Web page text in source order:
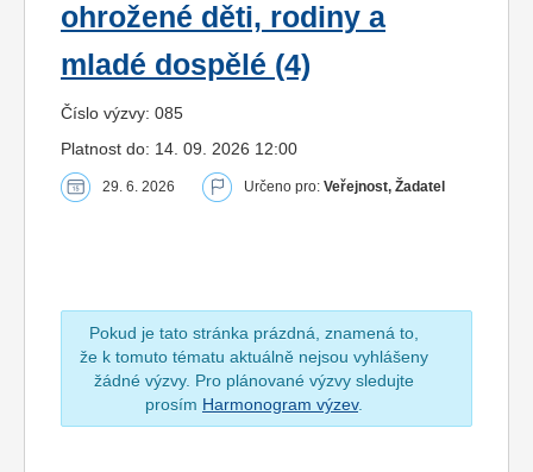
ohrožené děti, rodiny a
mladé dospělé (4)
Číslo výzvy: 085
Platnost do: 14. 09. 2026 12:00
29. 6. 2026 Určeno pro: Veřejnost, Žadatel
Pokud je tato stránka prázdná, znamená to,
že k tomuto tématu aktuálně nejsou vyhlášeny
žádné výzvy. Pro plánované výzvy sledujte
prosím Harmonogram výzev.